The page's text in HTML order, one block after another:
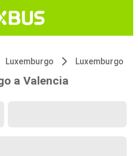
Luxemburgo Luxemburgo
a Valencia